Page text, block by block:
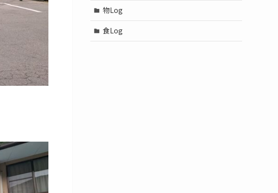
物Log
食Log